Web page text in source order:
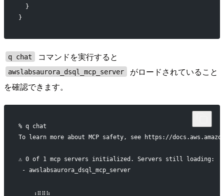
  }
}
q chat コマンドを実行すると
awslabsaurora_dsql_mcp_server
がロードされていること
を確認できます。
% q chat
To learn more about MCP safety, see https://
⚠ 0 of 1 mcp servers initialized. Servers still loading:
- awslabsaurora_dsql_mcp_server